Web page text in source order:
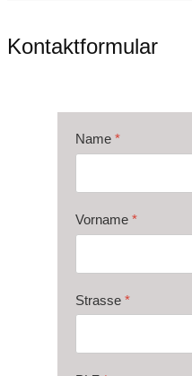
Kontaktformular
Name *
Vorname *
Strasse *